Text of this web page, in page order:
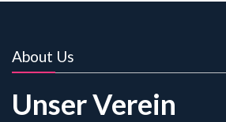
About Us
Unser Verein